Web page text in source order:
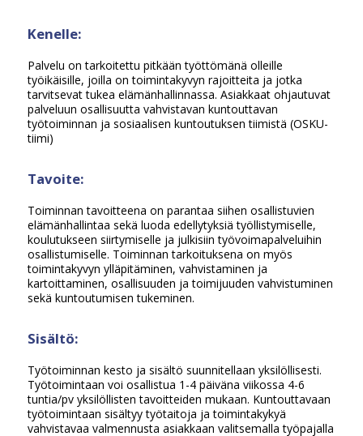
Kenelle:
Palvelu on tarkoitettu pitkään työttömänä olleille
työikäisille, joilla on toimintakyvyn rajoitteita ja jotka
tarvitsevat tukea elämänhallinnassa. Asiakkaat ohjautuvat
palveluun osallisuutta vahvistavan kuntouttavan
työtoiminnan ja sosiaalisen kuntoutuksen tiimistä (OSKU-
tiimi)
Tavoite:
Toiminnan tavoitteena on parantaa siihen osallistuvien
elämänhallintaa sekä luoda edellytyksiä työllistymiselle,
koulutukseen siirtymiselle ja julkisiin työvoimapalveluihin
osallistumiselle. Toiminnan tarkoituksena on myös
toimintakyvyn ylläpitäminen, vahvistaminen ja
kartoittaminen, osallisuuden ja toimijuuden vahvistuminen
sekä kuntoutumisen tukeminen.
Sisältö:
Työtoiminnan kesto ja sisältö suunnitellaan yksilöllisesti.
Työtoimintaan voi osallistua 1-4 päiväna viikossa 4-6
tuntia/pv yksilöllisten tavoitteiden mukaan. Kuntouttavaan
työtoimintaan sisältyy työtaitoja ja toimintakykyä
vahvistavaa valmennusta asiakkaan valitsemalla työpajalla